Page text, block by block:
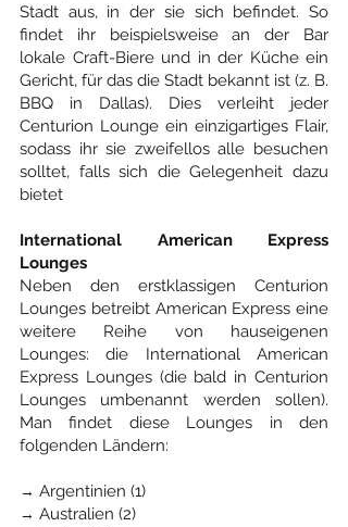
Stadt aus, in der sie sich befindet. So
findet ihr beispielsweise an der Bar
lokale Craft-Biere und in der Küche ein
Gericht, für das die Stadt bekannt ist (z. B.
BBQ in Dallas). Dies verleiht jeder
Centurion Lounge ein einzigartiges Flair,
sodass ihr sie zweifellos alle besuchen
solltet, falls sich die Gelegenheit dazu
bietet
International American Express
Lounges
Neben den erstklassigen Centurion
Lounges betreibt American Express eine
weitere Reihe von hauseigenen
Lounges: die International American
Express Lounges (die bald in Centurion
Lounges umbenannt werden sollen).
Man findet diese Lounges in den
folgenden Ländern:
→ Argentinien (1)
→ Australien (2)